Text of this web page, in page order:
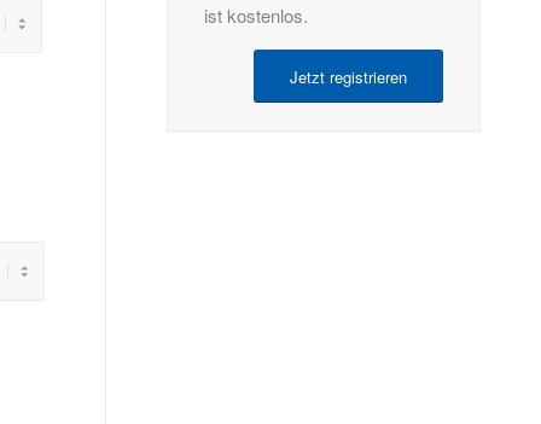
ist kostenlos.
Jetzt registrieren